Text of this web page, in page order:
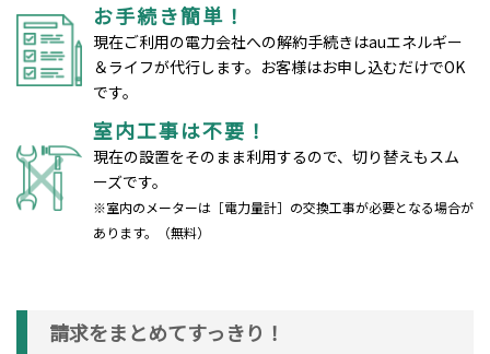
お手続き簡単！
現在ご利用の電力会社への解約手続きはauエネルギー
＆ライフが代行します。お客様はお申し込むだけでOK
です。
室内工事は不要！
現在の設置をそのまま利用するので、切り替えもスム
ーズです。
※室内のメーターは［電力量計］の交換工事が必要となる場合が
あります。（無料）
請求をまとめてすっきり！